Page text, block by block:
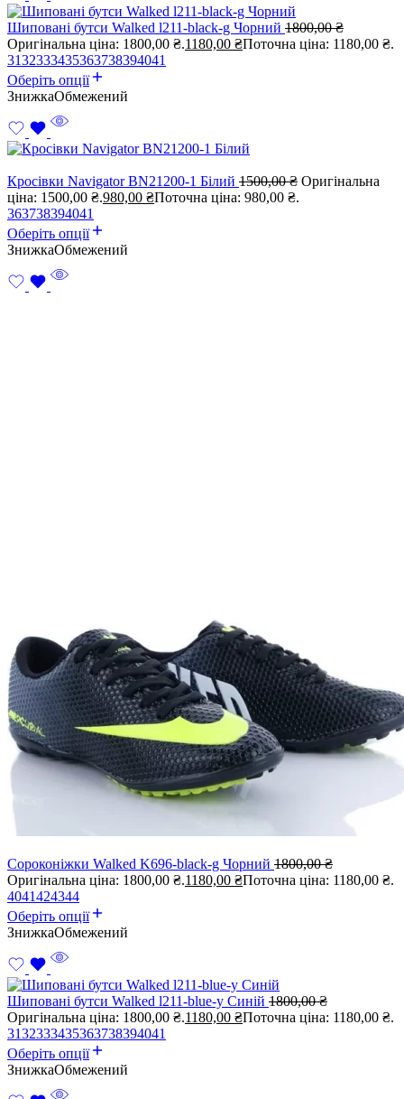
Шиповані бутси Walked l211-black-g Чорний 1800,00₴
Оригінальна ціна: 1800,00 ₴.1180,00 ₴Поточна ціна: 1180,00 ₴.
3132333435363738394041
Оберіть опції
ЗнижкаОбмежений
Кросівки Navigator BN21200-1 Білий 1500,00₴ Оригінальна
ціна: 1500,00 ₴.980,00 ₴Поточна ціна: 980,00 ₴.
363738394041
Оберіть опції
ЗнижкаОбмежений
Сороконіжки Walked K696-black-g Чорний 1800,00₴
Оригінальна ціна: 1800,00 ₴.1180,00 ₴Поточна ціна: 1180,00 ₴.
4041424344
Оберіть опції
ЗнижкаОбмежений
Шиповані бутси Walked l211-blue-y Синій 1800,00₴
Оригінальна ціна: 1800,00 ₴.1180,00 ₴Поточна ціна: 1180,00 ₴.
3132333435363738394041
Оберіть опції
ЗнижкаОбмежений